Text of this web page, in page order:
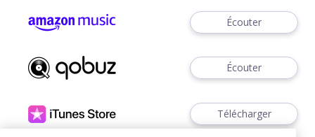
Écouter
Écouter
Télécharger